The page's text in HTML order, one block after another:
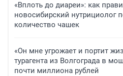
«Вплоть до диареи»: как
новосибирский нутрициолог
количество чашек
«Он мне угрожает и портит
турагента из Волгограда в
почти миллиона рублей